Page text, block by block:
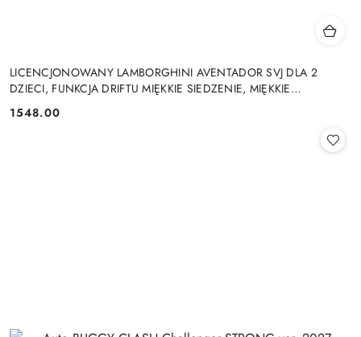
LICENCJONOWANY LAMBORGHINI AVENTADOR SVJ DLA 2
DZIECI, FUNKCJA DRIFTU MIĘKKIE SIEDZENIE, MIĘKKIE
Cena:
1548.00